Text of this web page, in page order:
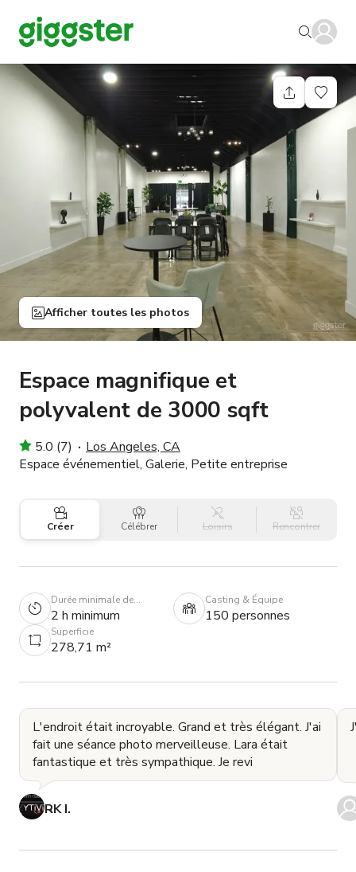
Afficher toutes les photos
Espace magnifique et
polyvalent de 3000 sqft
5.0 (7)
Los Angeles, CA
Espace événementiel, Galerie, Petite entreprise
Créer Célébrer Loisirs Rencontrer
Durée minimale de
réservation
2 h minimum
Casting & Équipe
150 personnes
Superficie
278,71 m²
L'endroit était incroyable. Grand et très élégant. J'ai
fait une séance photo merveilleuse. Lara était
fantastique et très sympathique. Je revi
RK I.